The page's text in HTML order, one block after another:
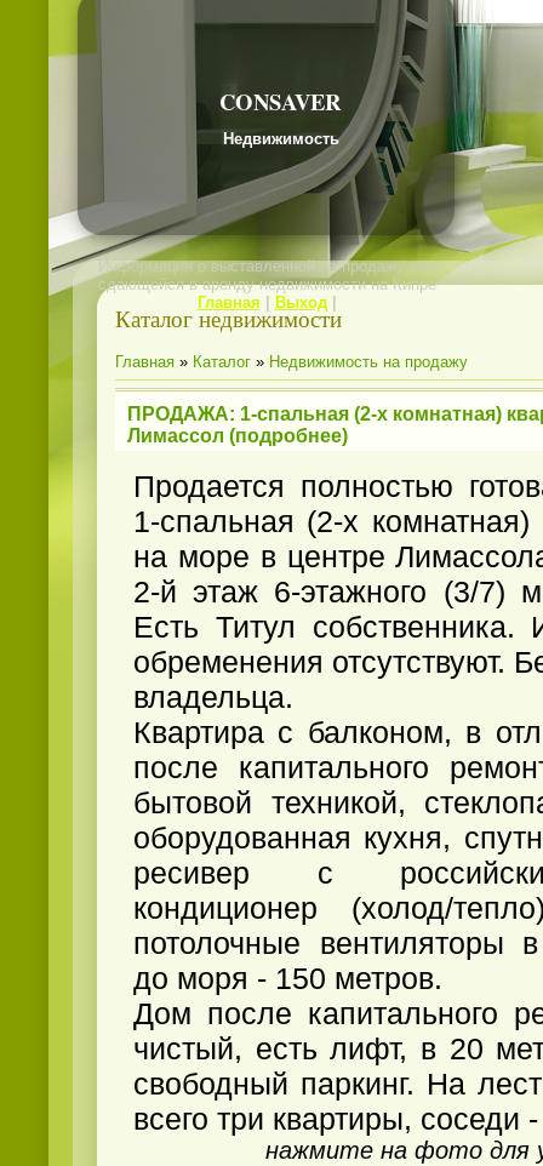
CONSAVER
Недвижимость
Информация о выставленной на продажу или
сдающейся в аренду недвижимости на Кипре
Главная
Выход|
Каталог недвижимости
Главная » Каталог » Недвижимость на продажу
ПРОДАЖА: 1-спальная (2-х комнатная)
Лимассол (подробнее)
Продается полностью
1-спальная (2-х
на море в центре
2-й этаж 6-этажного (3/7)
Есть Титул собственника.
обременения отсутствуют.
владельца.
Квартира с балконом, в
после капитального
бытовой техникой,
оборудованная кухня,
ресивер с
кондиционер (холод/
потолочные вентиляторы
до моря - 150 метров.
Дом после капитального
чистый, есть лифт, в 20
свободный паркинг. На
всего три квартиры,
нажмите на фото для